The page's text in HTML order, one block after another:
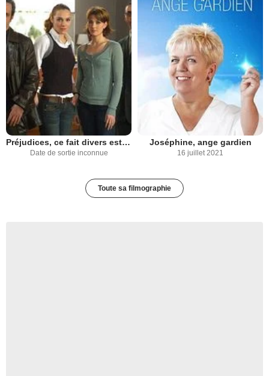
Préjudices, ce fait divers est peut-être le vôtre
Date de sortie inconnue
Joséphine, ange gardien
16 juillet 2021
Toute sa filmographie